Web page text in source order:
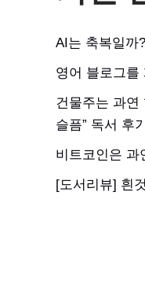
AI는 축복일까?
영어 블로그를
건물주는 과연
슬픔” 독서 후기
비트코인은 과
[도서리뷰] 흰